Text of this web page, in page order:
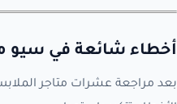
أخطاء شائعة في سيو
بعد مراجعة عشرات متاجر